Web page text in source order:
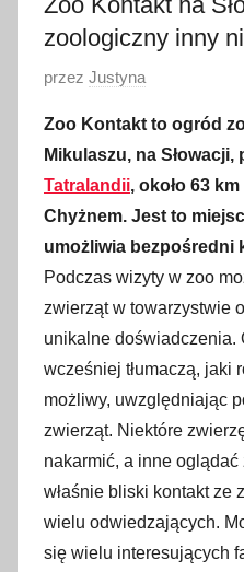
zoologiczny inny
O
u
b
l
i
k
o
w
a
n
i
p
c
przez Justyna
Zoo Kontakt to ogród
Mikulaszu, na Słowacji,
Tatralandii, około 63
Chyżnem. Jest to
umożliwia bezpośredni
Podczas wizyty w zoo
zwierząt w towarzystwie
unikalne doświadczenia.
wcześniej tłumaczą, jaki
możliwy, uwzględniając
zwierząt. Niektóre
nakarmić, a inne oglądać
właśnie bliski kontakt ze
wielu odwiedzających.
się wielu interesujących